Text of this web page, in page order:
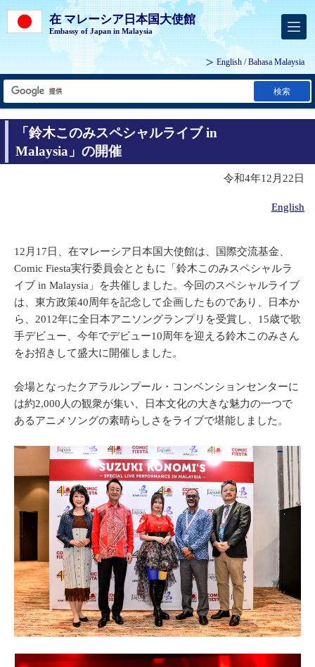
在 マレーシア日本国大使館
Embassy of Japan in Malaysia
English/Bahasa Malaysia
検索
「鈴木このみスペシャルライブ in
Malaysia」の開催
令和4年12月22日
English
12月17日、在マレーシア日本国大使館は、国際交流基金、
Comic Fiesta実行委員会とともに「鈴木このみスペシャルラ
イブ in Malaysia」を共催しました。今回のスペシャルライブ
は、東方政策40周年を記念して企画したものであり、日本か
ら、2012年に全日本アニソングランプリを受賞し、15歳で歌
手デビュー、今年でデビュー10周年を迎える鈴木このみさん
をお招きして盛大に開催しました。
会場となったクアラルンプール・コンベンションセンターに
は約2,000人の観衆が集い、日本文化の大きな魅力の一つで
あるアニメソングの素晴らしさをライブで堪能しました。